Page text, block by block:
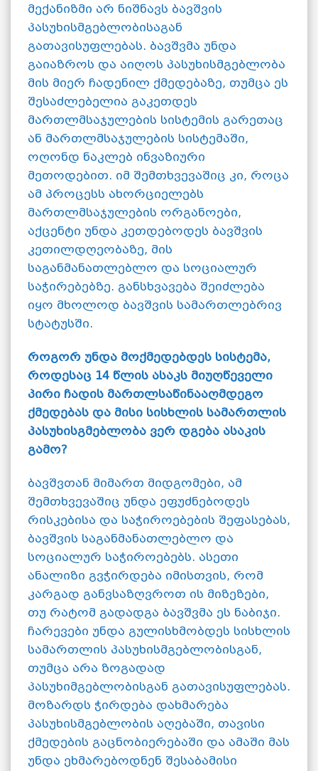
მექანიზმი არ ნიშნავს ბავშვის
პასუხისმგებლობისაგან
გათავისუფლებას. ბავშვმა უნდა
გაიაზროს და აიღოს პასუხისმგებლობა
მის მიერ ჩადენილ ქმედებაზე, თუმცა ეს
შესაძლებელია გაკეთდეს
მართლმსაჯულების სისტემის გარეთაც
ან მართლმსაჯულების სისტემაში,
ოღონდ ნაკლებ ინვაზიური
მეთოდებით. იმ შემთხვევაშიც კი, როცა
ამ პროცესს ახორციელებს
მართლმსაჯულების ორგანოები,
აქცენტი უნდა კეთდებოდეს ბავშვის
კეთილდღეობაზე, მის
საგანმანათლებლო და სოციალურ
საჭირებებზე. განსხვავება შეიძლება
იყო მხოლოდ ბავშვის სამართლებრივ
სტატუსში.
როგორ უნდა მოქმედებდეს სისტემა,
როდესაც 14 წლის ასაკს მიუღწეველი
პირი ჩადის მართლსაწინააღმდეგო
ქმედებას და მისი სისხლის სამართლის
პასუხისგმებლობა ვერ დგება ასაკის
გამო?
ბავშვთან მიმართ მიდგომები, ამ
შემთხვევაშიც უნდა ეფუძნებოდეს
რისკებისა და საჭიროებების შეფასებას,
ბავშვის საგანმანათლებლო და
სოციალურ საჭიროებებს. ასეთი
ანალიზი გვჭირდება იმისთვის, რომ
კარგად განვსაზღვროთ ის მიზეზები,
თუ რატომ გადადგა ბავშვმა ეს ნაბიჯი.
ჩარევები უნდა გულისხმობდეს სისხლის
სამართლის პასუხისმგებლობისგან,
თუმცა არა ზოგადად
პასუხიმგებლობისგან გათავისუფლებას.
მოზარდს ჭირდება დახმარება
პასუხისმგებლობის აღებაში, თავისი
ქმედების გაცნობიერებაში და ამაში მას
უნდა ეხმარებოდნენ შესაბამისი